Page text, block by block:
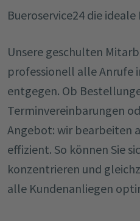
Bueroservice24 die ideale
Unsere geschulten
professionell alle Anrufe
entgegen. Ob
Terminvereinbarungen
Angebot: wir bearbeiten
effizient. So können Sie
konzentrieren und
alle Kundenanliegen